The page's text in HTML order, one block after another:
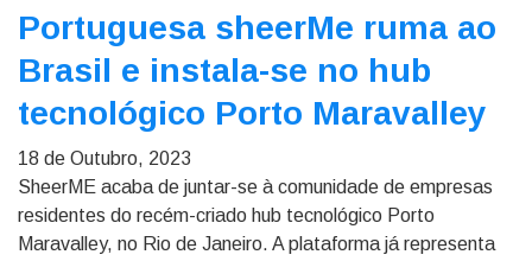
Portuguesa sheerMe ruma ao
Brasil e instala-se no hub
tecnológico Porto Maravalley
18 de Outubro, 2023
SheerME acaba de juntar-se à comunidade de empresas
residentes do recém-criado hub tecnológico Porto
Maravalley, no Rio de Janeiro. A plataforma já representa